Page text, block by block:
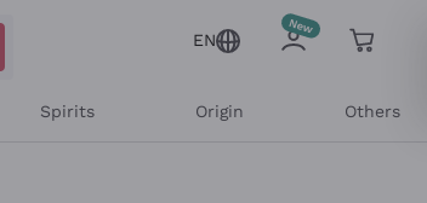
EN
Spirits Origin Others